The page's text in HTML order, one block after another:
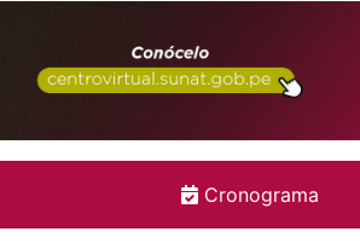
Cronograma